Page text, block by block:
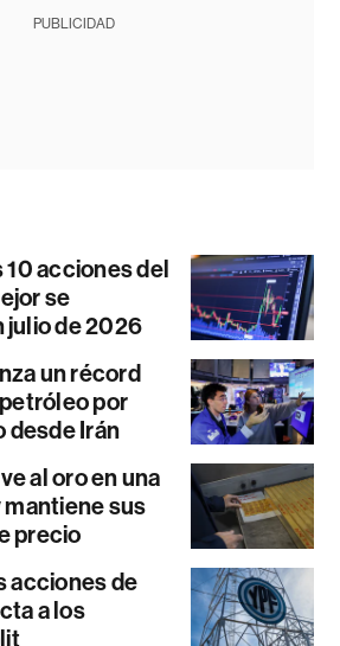
PUBLICIDAD
acciones del
se
julio de 2026
un récord
por
desde Irán
al oro en una
sus
precio
acciones de
a los